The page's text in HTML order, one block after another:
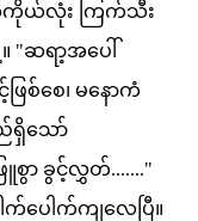
ယ်လုံး ကြက်သီး
"ဆရာ့အပေါ်
ြစ်စေ၊ မနောကံ
ည်ရှိသော်
ာ ခွင့်လွှတ်......."
က်ပေါက်ကျလေပြီ။